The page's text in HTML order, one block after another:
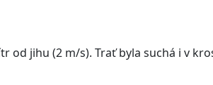
od jihu (2 m/s). Trať byla suchá i v